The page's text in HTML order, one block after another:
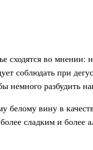
сходятся во мнении:
соблюдать при
немного разбудить
белому вину в
сладким и более